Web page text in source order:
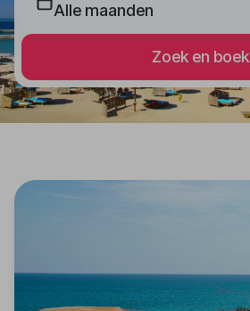
Alle maanden
Zoek en boek